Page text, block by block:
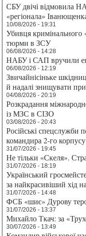
СБУ двічі відмовила
«регіонала»
10/08/2026 - 19:31
Убивця кримінального
тюрми в ЗСУ
06/08/2026 - 14:28
НАБУ і САП вручили
06/08/2026 - 12:19
Звичайнісіньке
й надалі знищувати
04/08/2026 - 20:19
Розкрадання
із МЗС в СІЗО
03/08/2026 - 20:43
Російські спецслужби
командира 2-го
31/07/2026 - 19:45
Не тільки «Скеля».
31/07/2026 - 18:19
Український
за найкрасивіший хід
31/07/2026 - 14:48
ФСБ «шиє» Дурову
31/07/2026 - 13:37
Михайло Ткач: за
30/07/2026 - 13:49